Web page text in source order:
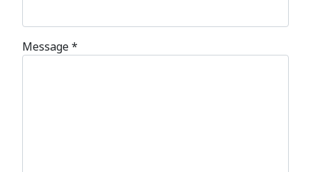
Message*